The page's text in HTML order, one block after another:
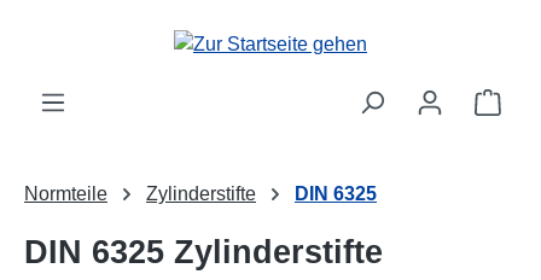
Zum Hauptinhalt springen
Normteile Zylinderstifte DIN 6325
DIN 6325 Zylinderstifte